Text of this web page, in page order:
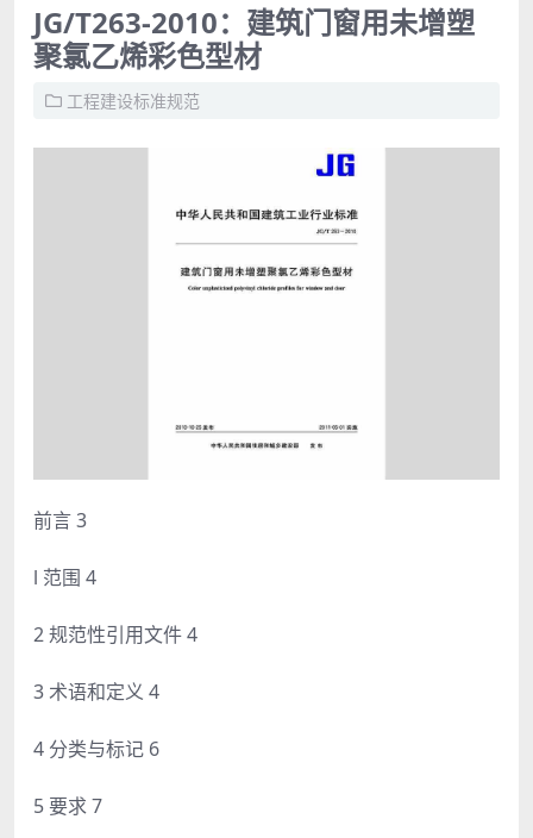
JG/T263-2010：建筑门窗用未增塑
聚氯乙烯彩色型材
工程建设标准规范
前言 3
l 范围 4
2 规范性引用文件 4
3 术语和定义 4
4 分类与标记 6
5 要求 7